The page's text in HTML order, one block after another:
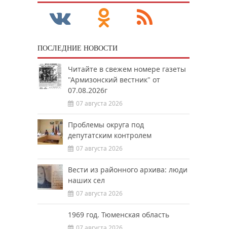
ПОСЛЕДНИЕ НОВОСТИ
Читайте в свежем номере газеты
"Армизонский вестник" от
07.08.2026г
07 августа 2026
Проблемы округа под
депутатским контролем
07 августа 2026
Вести из районного архива: люди
наших сел
07 августа 2026
1969 год. Тюменская область